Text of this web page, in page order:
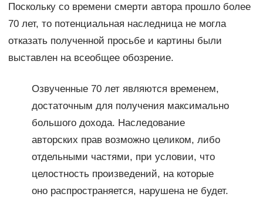
Поскольку со времени смерти автора прошло более
70 лет, то потенциальная наследница не могла
отказать полученной просьбе и картины были
выставлен на всеобщее обозрение.
Озвученные 70 лет являются временем,
достаточным для получения максимально
большого дохода. Наследование
авторских прав возможно целиком, либо
отдельными частями, при условии, что
целостность произведений, на которые
оно распространяется, нарушена не будет.